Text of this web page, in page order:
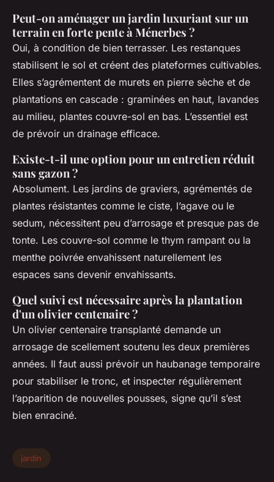
Peut-on aménager un jardin luxuriant sur un
terrain en forte pente à Ménerbes ?
Oui, à condition de bien terrasser. Les restanques
stabilisent le sol et créent des plateformes cultivables.
Elles s’agrémentent de murets en pierre sèche et de
plantations en cascade : graminées en haut, lavandes
au milieu, plantes couvre-sol en bas. L’essentiel est
de prévoir un drainage efficace.
Existe-t-il une option pour un entretien réduit
sans gazon ?
Absolument. Les jardins de graviers, agrémentés de
plantes résistantes comme le ciste, l’agave ou le
sedum, nécessitent peu d’arrosage et presque pas de
tonte. Les couvre-sol comme le thym rampant ou la
menthe poivrée envahissent naturellement les
espaces sans devenir envahissants.
Quel suivi est nécessaire après la plantation
d'un olivier centenaire ?
Un olivier centenaire transplanté demande un
arrosage de scellement soutenu les deux premières
années. Il faut aussi prévoir un haubanage temporaire
pour stabiliser le tronc, et inspecter régulièrement
l’apparition de nouvelles pousses, signe qu’il s’est
bien enraciné.
jardin